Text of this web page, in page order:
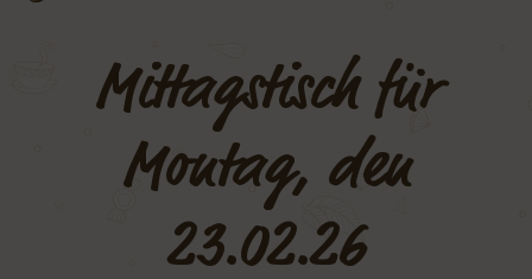
Mittagstisch für
Montag, den
23.02.26